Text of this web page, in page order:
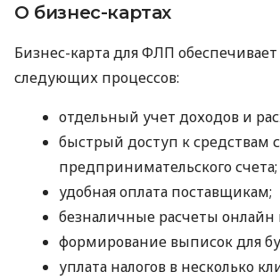
О бизнес-картах
Бизнес-карта для ФЛП
следующих процессов:
отдельный учет доходов и
быстрый доступ к средствам с
предпринимательского счета;
удобная оплата поставщикам;
безналичные расчеты онлайн
формирование выписок для
уплата налогов в несколько